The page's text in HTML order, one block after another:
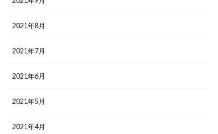
2021年8月
2021年7月
2021年6月
2021年5月
2021年4月